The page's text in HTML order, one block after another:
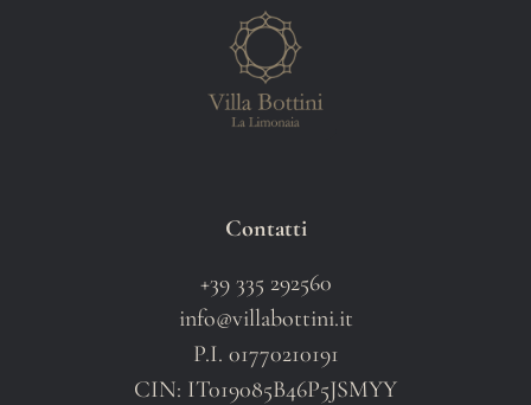
Contatti
+39 335 292560
info@villabottini.it
P.I. 01770210191
CIN: IT019085B46P5JSMYY